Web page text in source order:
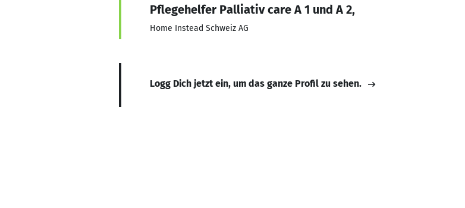
Pflegehelfer Palliativ care A 1 und A 2,
Home Instead Schweiz AG
Logg Dich jetzt ein, um das ganze Profil zu sehen.